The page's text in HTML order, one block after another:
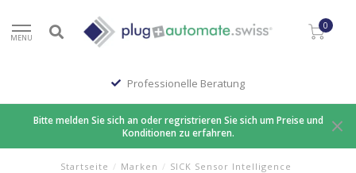
MENU
0
Professionelle Beratung
Bitte melden Sie sich an oder regristrieren Sie sich um Preise und
Konditionen zu erfahren.
Startseite / Marken / SICK Sensor Intelligence